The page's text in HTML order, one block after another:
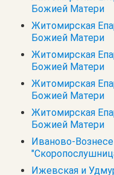
Божией Матери
Житомирская
Божией Матери
Житомирская
Божией Матери
Житомирская
Божией Матери
Житомирская
Божией Матери
Иваново-
Ижевская и